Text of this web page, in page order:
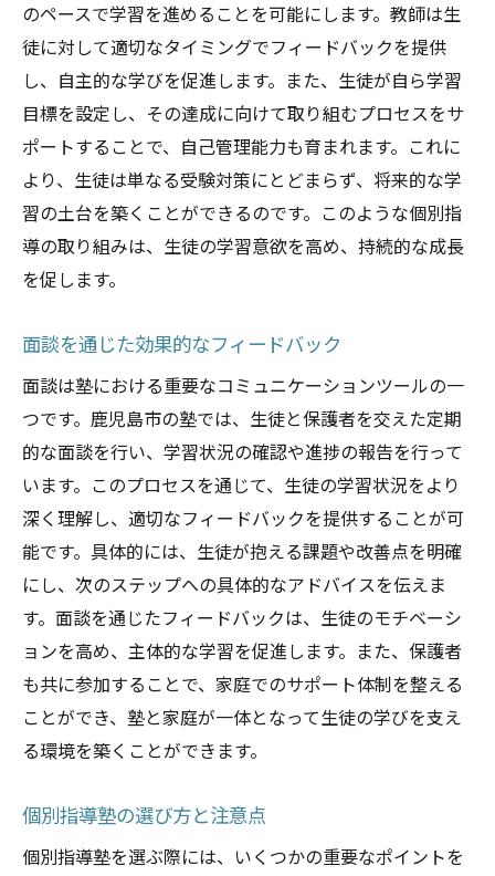
のペースで学習を進めることを可能にします。教師は生
徒に対して適切なタイミングでフィードバックを提供
し、自主的な学びを促進します。また、生徒が自ら学習
目標を設定し、その達成に向けて取り組むプロセスをサ
ポートすることで、自己管理能力も育まれます。これに
より、生徒は単なる受験対策にとどまらず、将来的な学
習の土台を築くことができるのです。このような個別指
導の取り組みは、生徒の学習意欲を高め、持続的な成長
を促します。
面談を通じた効果的なフィードバック
面談は塾における重要なコミュニケーションツールの一
つです。鹿児島市の塾では、生徒と保護者を交えた定期
的な面談を行い、学習状況の確認や進捗の報告を行って
います。このプロセスを通じて、生徒の学習状況をより
深く理解し、適切なフィードバックを提供することが可
能です。具体的には、生徒が抱える課題や改善点を明確
にし、次のステップへの具体的なアドバイスを伝えま
す。面談を通じたフィードバックは、生徒のモチベーシ
ョンを高め、主体的な学習を促進します。また、保護者
も共に参加することで、家庭でのサポート体制を整える
ことができ、塾と家庭が一体となって生徒の学びを支え
る環境を築くことができます。
個別指導塾の選び方と注意点
個別指導塾を選ぶ際には、いくつかの重要なポイントを